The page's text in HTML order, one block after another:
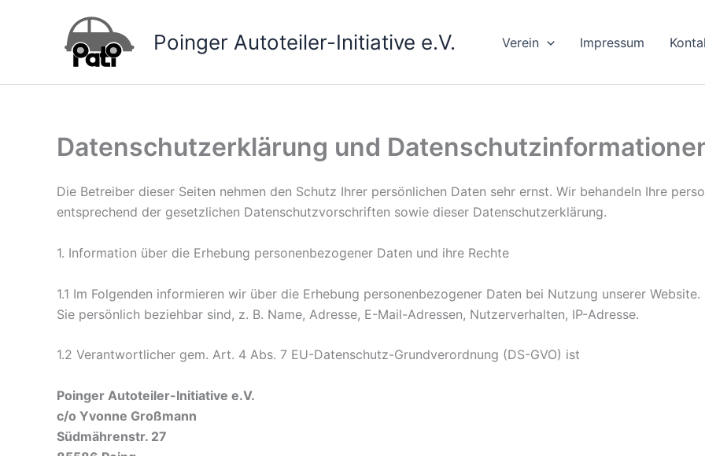
Poinger Autoteiler-Initiative e.V. Verein Impressum
Datenschutzerklärung und
Die Betreiber dieser Seiten nehmen den Schutz Ihrer persönlichen Daten sehr ernst. Wir behandeln Ihre
entsprechend der gesetzlichen Datenschutzvorschriften sowie dieser Datenschutzerklärung.
1. Information über die Erhebung personenbezogener Daten und ihre Rechte
1.1 Im Folgenden informieren wir über die Erhebung personenbezogener Daten bei Nutzung unserer
Sie persönlich beziehbar sind, z. B. Name, Adresse, E-Mail-Adressen, Nutzerverhalten, IP-Adresse.
1.2 Verantwortlicher gem. Art. 4 Abs. 7 EU-Datenschutz-Grundverordnung (DS-GVO) ist
Poinger Autoteiler-Initiative e.V.
c/o Yvonne Großmann
Südmährenstr. 27